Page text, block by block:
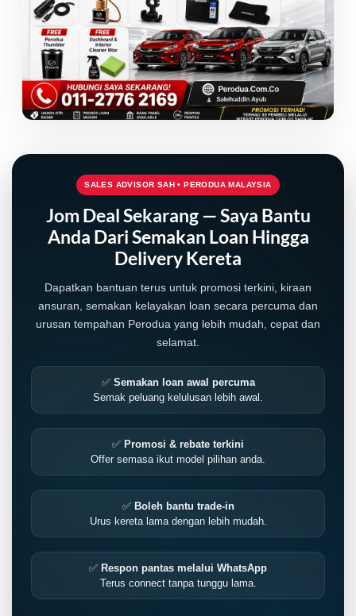
SALES ADVISOR SAH • PERODUA MALAYSIA
Jom Deal Sekarang — Saya Bantu
Anda Dari Semakan Loan Hingga
Delivery Kereta
Dapatkan bantuan terus untuk promosi terkini, kiraan
ansuran, semakan kelayakan loan secara percuma dan
urusan tempahan Perodua yang lebih mudah, cepat dan
selamat.
✅ Semakan loan awal percuma
Semak peluang kelulusan lebih awal.
✅ Promosi & rebate terkini
Offer semasa ikut model pilihan anda.
✅ Boleh bantu trade-in
Urus kereta lama dengan lebih mudah.
✅ Respon pantas melalui WhatsApp
Terus connect tanpa tunggu lama.